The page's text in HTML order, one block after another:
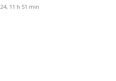
11 h 51 min